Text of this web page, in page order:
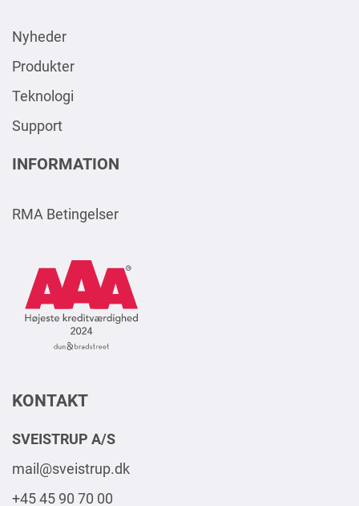
Nyheder
Produkter
Teknologi
Support
INFORMATION
RMA Betingelser
KONTAKT
SVEISTRUP A/S
mail@sveistrup.dk
+45 45 90 70 00